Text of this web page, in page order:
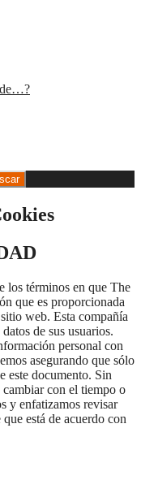
de…?
los términos en que The
que es proporcionada
web. Esta compañía
de sus usuarios.
personal con
asegurando que sólo
este documento. Sin
con el tiempo o
y enfatizamos revisar
está de acuerdo con